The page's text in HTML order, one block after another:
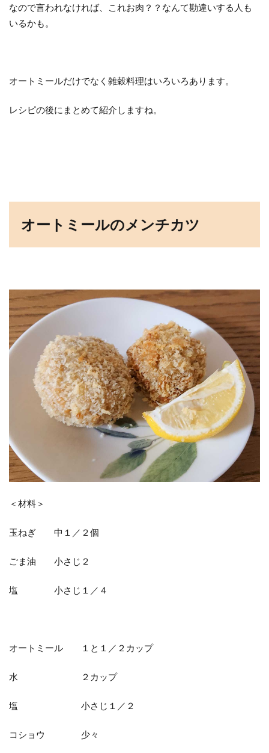
なので言われなければ、これお肉？？なんて勘違いする人も
いるかも。
オートミールだけでなく雑穀料理はいろいろあります。
レシピの後にまとめて紹介しますね。
オートミールのメンチカツ
＜材料＞
玉ねぎ 中１／２個
ごま油 小さじ２
塩 小さじ１／４
オートミール １と１／２カップ
水 ２カップ
塩 小さじ１／２
コショウ 少々